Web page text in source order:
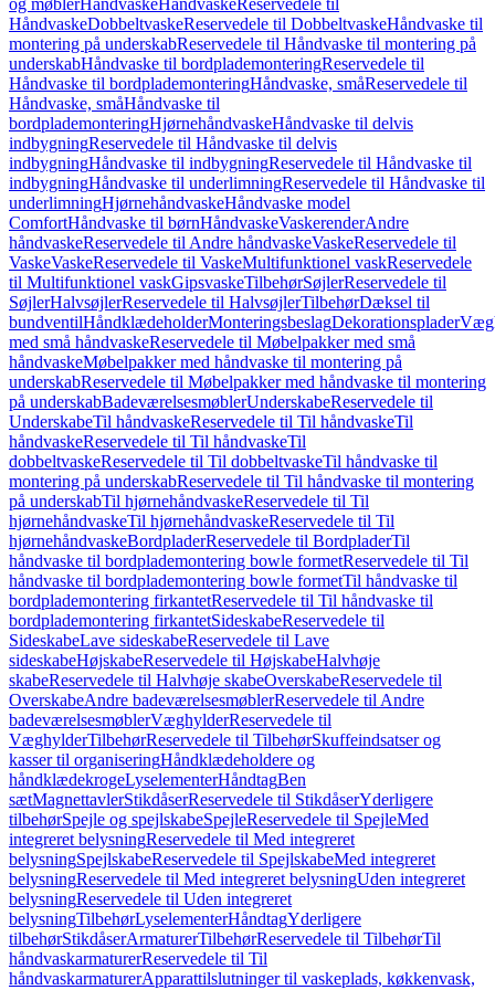
og møblerHåndvaskeHåndvaskeReservedele til
HåndvaskeDobbeltvaskeReservedele til DobbeltvaskeHåndvaske til
montering på underskabReservedele til Håndvaske til montering på
underskabHåndvaske til bordplademonteringReservedele til
Håndvaske til bordplademonteringHåndvaske, småReservedele til
Håndvaske, småHåndvaske til
bordplademonteringHjørnehåndvaskeHåndvaske til delvis
indbygningReservedele til Håndvaske til delvis
indbygningHåndvaske til indbygningReservedele til Håndvaske til
indbygningHåndvaske til underlimningReservedele til Håndvaske til
underlimningHjørnehåndvaskeHåndvaske model
ComfortHåndvaske til børnHåndvaskeVaskerenderAndre
håndvaskeReservedele til Andre håndvaskeVaskeReservedele til
VaskeVaskeReservedele til VaskeMultifunktionel vaskReservedele
til Multifunktionel vaskGipsvaskeTilbehørSøjlerReservedele til
SøjlerHalvsøjlerReservedele til HalvsøjlerTilbehørDæksel til
bundventilHåndklædeholderMonteringsbeslagDekorationsplader
med små håndvaskeReservedele til Møbelpakker med små
håndvaskeMøbelpakker med håndvaske til montering på
underskabReservedele til Møbelpakker med håndvaske til montering
på underskabBadeværelsesmøblerUnderskabeReservedele til
UnderskabeTil håndvaskeReservedele til Til håndvaskeTil
håndvaskeReservedele til Til håndvaskeTil
dobbeltvaskeReservedele til Til dobbeltvaskeTil håndvaske til
montering på underskabReservedele til Til håndvaske til montering
på underskabTil hjørnehåndvaskeReservedele til Til
hjørnehåndvaskeTil hjørnehåndvaskeReservedele til Til
hjørnehåndvaskeBordpladerReservedele til BordpladerTil
håndvaske til bordplademontering bowle formetReservedele til Til
håndvaske til bordplademontering bowle formetTil håndvaske til
bordplademontering firkantetReservedele til Til håndvaske til
bordplademontering firkantetSideskabeReservedele til
SideskabeLave sideskabeReservedele til Lave
sideskabeHøjskabeReservedele til HøjskabeHalvhøje
skabeReservedele til Halvhøje skabeOverskabeReservedele til
OverskabeAndre badeværelsesmøblerReservedele til Andre
badeværelsesmøblerVæghylderReservedele til
VæghylderTilbehørReservedele til TilbehørSkuffeindsatser og
kasser til organiseringHåndklædeholdere og
håndklædekrogeLyselementerHåndtagBen
sætMagnettavlerStikdåserReservedele til StikdåserYderligere
tilbehørSpejle og spejlskabeSpejleReservedele til SpejleMed
integreret belysningReservedele til Med integreret
belysningSpejlskabeReservedele til SpejlskabeMed integreret
belysningReservedele til Med integreret belysningUden integreret
belysningReservedele til Uden integreret
belysningTilbehørLyselementerHåndtagYderligere
tilbehørStikdåserArmaturerTilbehørReservedele til TilbehørTil
håndvaskarmaturerReservedele til Til
håndvaskarmaturerApparattilslutninger til vaskeplads, køkkenvask,